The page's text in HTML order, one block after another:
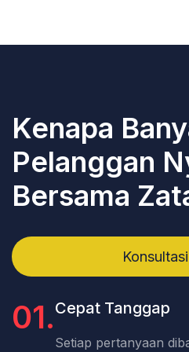
Kenapa
Pelanggan
Bersama
01.Cepat Tanggap
Setiap pertanyaan